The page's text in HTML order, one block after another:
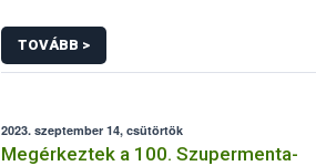
TOVÁBB >
2023. szeptember 14, csütörtök
Megérkeztek a 100. Szupermenta-